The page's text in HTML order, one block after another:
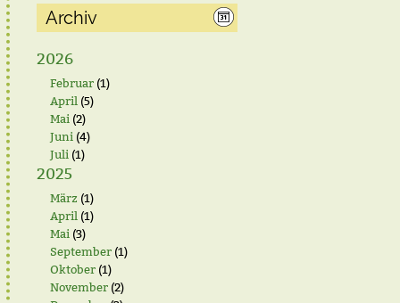
Archiv
2026
Februar(1)
April (5)
Mai (2)
Juni (4)
Juli (1)
2025
März (1)
April (1)
Mai (3)
September(1)
Oktober(1)
November(2)